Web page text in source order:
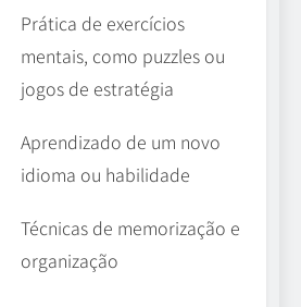
Prática de exercícios
mentais, como puzzles ou
jogos de estratégia
Aprendizado de um novo
idioma ou habilidade
Técnicas de memorização e
organização